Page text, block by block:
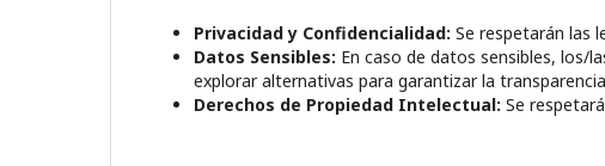
Privacidad y Confidencialidad: Se respetarán las
Datos Sensibles: En caso de datos sensibles, los/
explorar alternativas para garantizar la
Derechos de Propiedad Intelectual: Se